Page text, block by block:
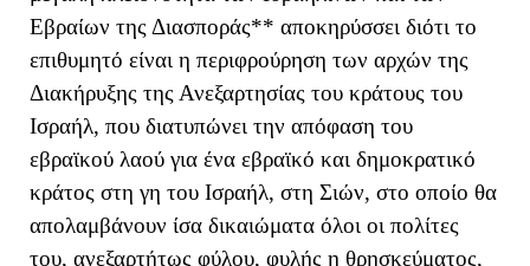
Εβραίων της Διασποράς** αποκηρύσσει διότι το
επιθυμητό είναι η περιφρούρηση των αρχών της
Διακήρυξης της Ανεξαρτησίας του κράτους του
Ισραήλ, που διατυπώνει την απόφαση του
εβραϊκού λαού για ένα εβραϊκό και δημοκρατικό
κράτος στη γη του Ισραήλ, στη Σιών, στο οποίο θα
απολαμβάνουν ίσα δικαιώματα όλοι οι πολίτες
του, ανεξαρτήτως φύλου, φυλής η θρησκεύματος,